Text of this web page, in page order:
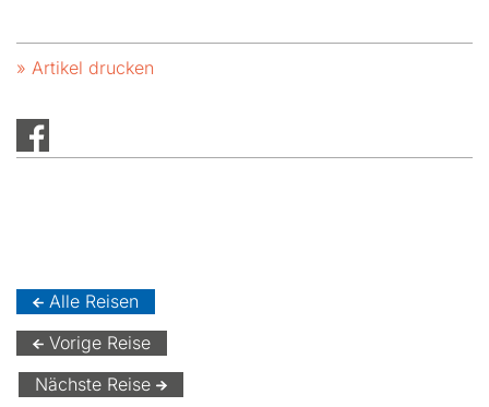
» Artikel drucken
Alle Reisen
Vorige Reise
Nächste Reise